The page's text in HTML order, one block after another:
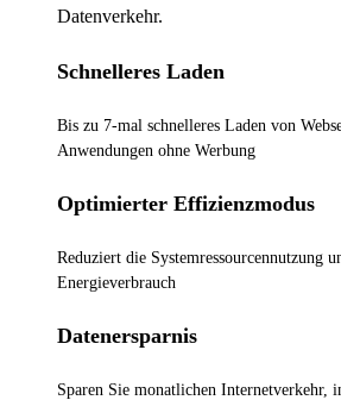
Datenverkehr.
Schnelleres Laden
Bis zu 7-mal schnelleres Laden von
Anwendungen ohne Werbung
Optimierter Effizienzmodus
Reduziert die Systemressourcennutzung
Energieverbrauch
Datenersparnis
Sparen Sie monatlichen Internetverkehr,